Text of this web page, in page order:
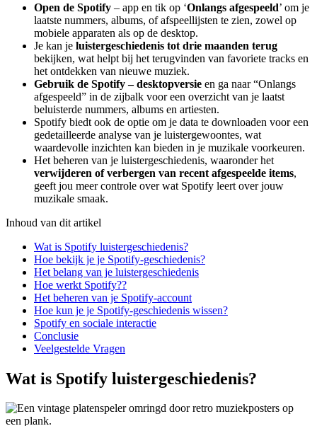
Open de Spotify – app en tik op ‘Onlangs afgespeeld’ om je
laatste nummers, albums, of afspeellijsten te zien, zowel op
mobiele apparaten als op de desktop.
Je kan je luistergeschiedenis tot drie maanden terug
bekijken, wat helpt bij het terugvinden van favoriete tracks en
het ontdekken van nieuwe muziek.
Gebruik de Spotify– desktopversie en ga naar “Onlangs
afgespeeld” in de zijbalk voor een overzicht van je laatst
beluisterde nummers, albums en artiesten.
Spotify biedt ook de optie om je data te downloaden voor een
gedetailleerde analyse van je luistergewoontes, wat
waardevolle inzichten kan bieden in je muzikale voorkeuren.
Het beheren van je luistergeschiedenis, waaronder het
verwijderen of verbergen van recent afgespeelde items,
geeft jou meer controle over wat Spotify leert over jouw
muzikale smaak.
Inhoud van dit artikel
Wat is Spotify luistergeschiedenis?
Hoe bekijk je je Spotify-geschiedenis?
Het belang van je luistergeschiedenis
Hoe werkt Spotify??
Het beheren van je Spotify-account
Hoe kun je je Spotify-geschiedenis wissen?
Spotify en sociale interactie
Conclusie
Veelgestelde Vragen
Wat is Spotify luistergeschiedenis?